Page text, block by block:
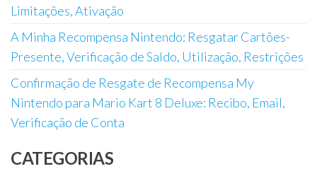
Limitações, Ativação
A Minha Recompensa Nintendo: Resgatar Cartões-
Presente, Verificação de Saldo, Utilização, Restrições
Confirmação de Resgate de Recompensa My
Nintendo para Mario Kart 8 Deluxe: Recibo, Email,
Verificação de Conta
CATEGORIAS